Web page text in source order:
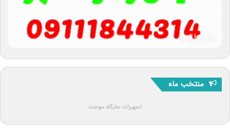
منتخب ماه
تجهیزات جایگاه سوخت